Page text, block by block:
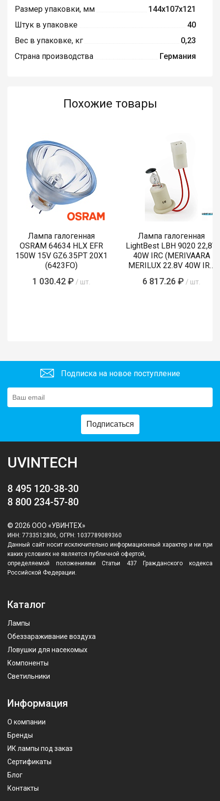
Размер упаковки, мм
144x107x121
Штук в упаковке
40
Вес в упаковке, кг
0,23
Страна производства
Германия
Похожие товары
Лампа галогенная
OSRAM 64634 HLX EFR
150W 15V GZ6.35PT 20X1
(6423FO)
1 030.42 ₽ / шт.
Лампа галогенная
LightBest LBH 9020 22,8V
40W IRC (MERIVAARA
MERILUX 22.8V 40W IRC
6 817.26 ₽ / шт.
Подписка на новое поступление
Подписаться
UVINTECH
8 495 120-38-30
8 800 234-57-80
© 2026 ООО «УВИНТЕХ»
ИНН: 7733512806, ОГРН: 1037789089360
Данный сайт носит исключительно информационный характер и ни при
каких условиях не является публичной офертой,
определяемой положениями Статьи 437 Гражданского кодекса
Российской Федерации.
Каталог
Лампы
Обеззараживание воздуха
Ловушки для насекомых
Компоненты
Светильники
Информация
О компании
Бренды
ИК лампы под заказ
Сертификаты
Блог
Контакты